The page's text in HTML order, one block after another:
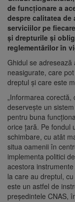
de funcţionare a
despre calitatea de
serviciilor pe
şi drepturile şi
reglementărilor în
Ghidul se
neasigurate, care
dreptul şi care este
„Informarea
deserveşte un
pentru buna
orice ţară. Pe fondul
schimbare, cu atât
situa oamenii în
implementa politici
acestora
la care au dreptul,
este un astfel de
preşedintele CNAS,